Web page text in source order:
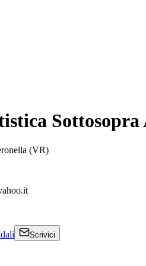
Sottosopra
(VR)
Scrivici